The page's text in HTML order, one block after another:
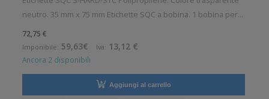
neutro. 35 mm x 75 mm Etichette SQC a bobina. 1 bobina per
confezione. 1690 etichette per bobina. Etichette in
polipropilene con adesivo permanente. Diametro interno: 40
mm. Diametro esterno
72,75 €
Imponibile: 59,63€ Iva: 13,12 €
Ancora 2 disponibili
Aggiungi al carrello